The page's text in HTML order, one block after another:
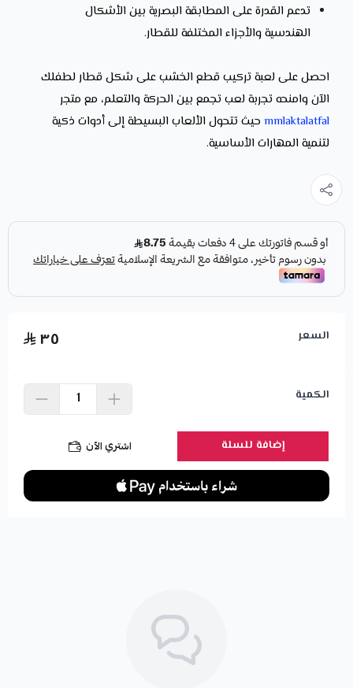
تدعم القدرة على المطابقة البصرية بين الأشكال
الهندسية والأجزاء المختلفة للقطار.
احصل على لعبة تركيب قطع الخشب على شكل قطار لطفلك
الآن وامنحه تجربة لعب تجمع بين الحركة والتعلم، مع متجر
mmlaktalatfal حيث تتحول الألعاب البسيطة إلى أدوات ذكية
لتنمية المهارات الأساسية.
السعر ٣٥
الكمية
إضافة للسلة اشتري الآن